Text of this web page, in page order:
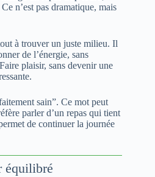
n’est pas dramatique, mais
à trouver un juste milieu. Il
de l’énergie, sans
plaisir, sans devenir une
sain”. Ce mot peut
parler d’un repas qui tient
de continuer la journée
équilibré